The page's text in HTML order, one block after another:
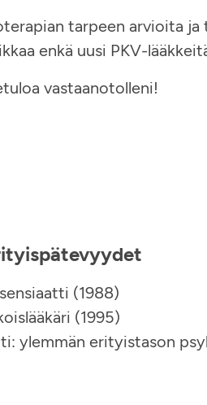
tarpeen arvioita
enkä uusi PKV-
vastaanotolleni!
(1988)
(1995)
ylemmän erityistason